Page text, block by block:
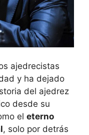
ajedrecistas
y ha dejado
del ajedrez
desde su
el eterno
, solo por detrás